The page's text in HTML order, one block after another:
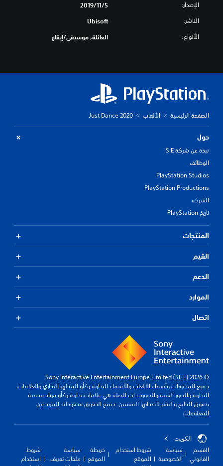
الإصدار: 5‏/11‏/2019
الناشر: Ubisoft
الأنواع: العائلة, موسيقى/إيقاع
الصفحة الرئيسية الألعاب Just Dance 2020
حول
نبذة عن شركة SIE
الوظائف
PlayStation Studios
PlayStation Productions
الشركة
تاريخ PlayStation
المنتجات
القيم
الدعم
الموارد
اتصال
© 2026 Sony Interactive Entertainment Europe Limited (SIEE)
جميع المحتويات وأسماء الألعاب والأسماء التجارية و/أو المظهر التجاري والعلامات
التجارية والصور الفنية والصورة ذات الصلة هي علامات تجارية و/أو مواد محمية
بحقوق الطبع والنشر لأصحابها المعنيين. جميع الحقوق محفوظة. المزيد من
المعلومات
الكويت‎
القسم
القانوني
سياسة
الخصوصية
شروط استخدام
الموقع
خريطة
الموقع
سياسة
ملفات تعريف
شروط
استخدام